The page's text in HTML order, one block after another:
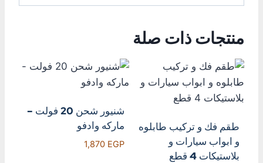
منتجات ذات صلة
طقم فك و تركيب طابلوه
و ابواب سيارات و
بلاستيكات 4 قطع
شنيور شحن 20 فولت –
ماركه وادفو
1,870 EGP